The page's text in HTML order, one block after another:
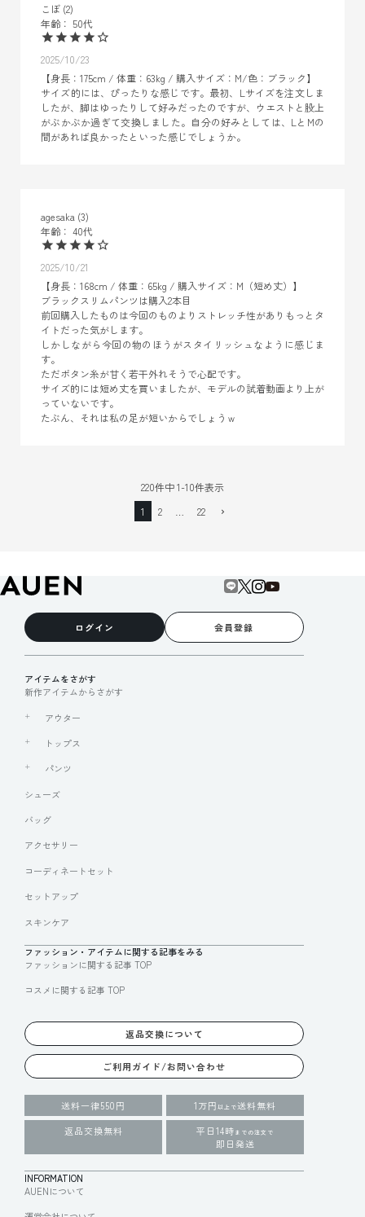
こぼ 2
50代
2025/10/23
【身長：175cm / 体重：63kg / 購入サイズ：M/色：ブラック】
サイズ的には、ぴったりな感じです。最初、Lサイズを注文しま
したが、脚はゆったりして好みだったのですが、ウエストと股上
がぶかぶか過ぎて交換しました。自分の好みとしては、LとMの
間があれば良かったといった感じでしょうか。
agesaka 3
40代
2025/10/21
【身長：168cm / 体重：65kg / 購入サイズ：M（短め丈）】
ブラックスリムパンツは購入2本目
前回購入したものは今回のものよりストレッチ性がありもっとタ
イトだった気がします。
しかしながら今回の物のほうがスタイリッシュなように感じま
す。
ただボタン糸が甘く若干外れそうで心配です。
サイズ的には短め丈を買いましたが、モデルの試着動画より上が
っていないです。
たぶん、それは私の足が短いからでしょうｗ
220件中1-10件表示
1
2 22
ログイン 会員登録
アイテムをさがす
新作アイテムからさがす
アウター
トップス
パンツ
シューズ
バッグ
アクセサリー
コーディネートセット
セットアップ
スキンケア
ファッション・アイテムに関する記事をみる
ファッションに関する記事 TOP
コスメに関する記事 TOP
返品交換について
ご利用ガイド/お問い合わせ
送料一律550円 1万円 以上で送料無料
返品交換無料
平日14時 までの注文で
即日発送
INFORMATION
AUENについて